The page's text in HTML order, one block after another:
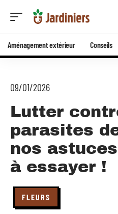
Aménagement extérieur Conseils
09/01/2026
Lutter
parasites
nos
à essayer !
FLEURS